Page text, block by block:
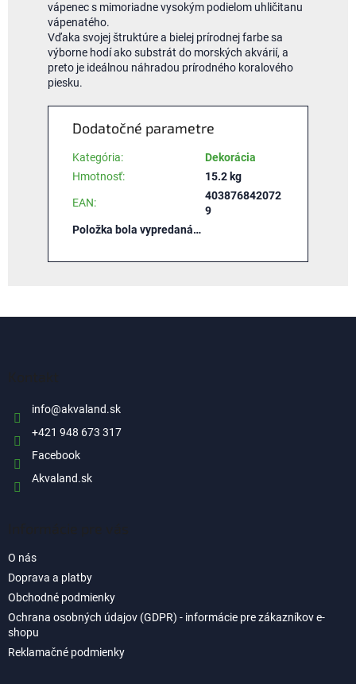
vápenec s mimoriadne vysokým podielom uhličitanu
vápenatého.
Vďaka svojej štruktúre a bielej prírodnej farbe sa
výborne hodí ako substrát do morských akvárií, a
preto je ideálnou náhradou prírodného koralového
piesku.
Dodatočné parametre
Kategória:
Dekorácia
Hmotnosť: 15.2 kg
EAN:
403876842072
9
Položka bola vypredaná…
info@akvaland.sk
+421 948 673 317
Facebook
Akvaland.sk
O nás
Doprava a platby
Obchodné podmienky
Ochrana osobných údajov (GDPR) - informácie pre zákazníkov e-
shopu
Reklamačné podmienky